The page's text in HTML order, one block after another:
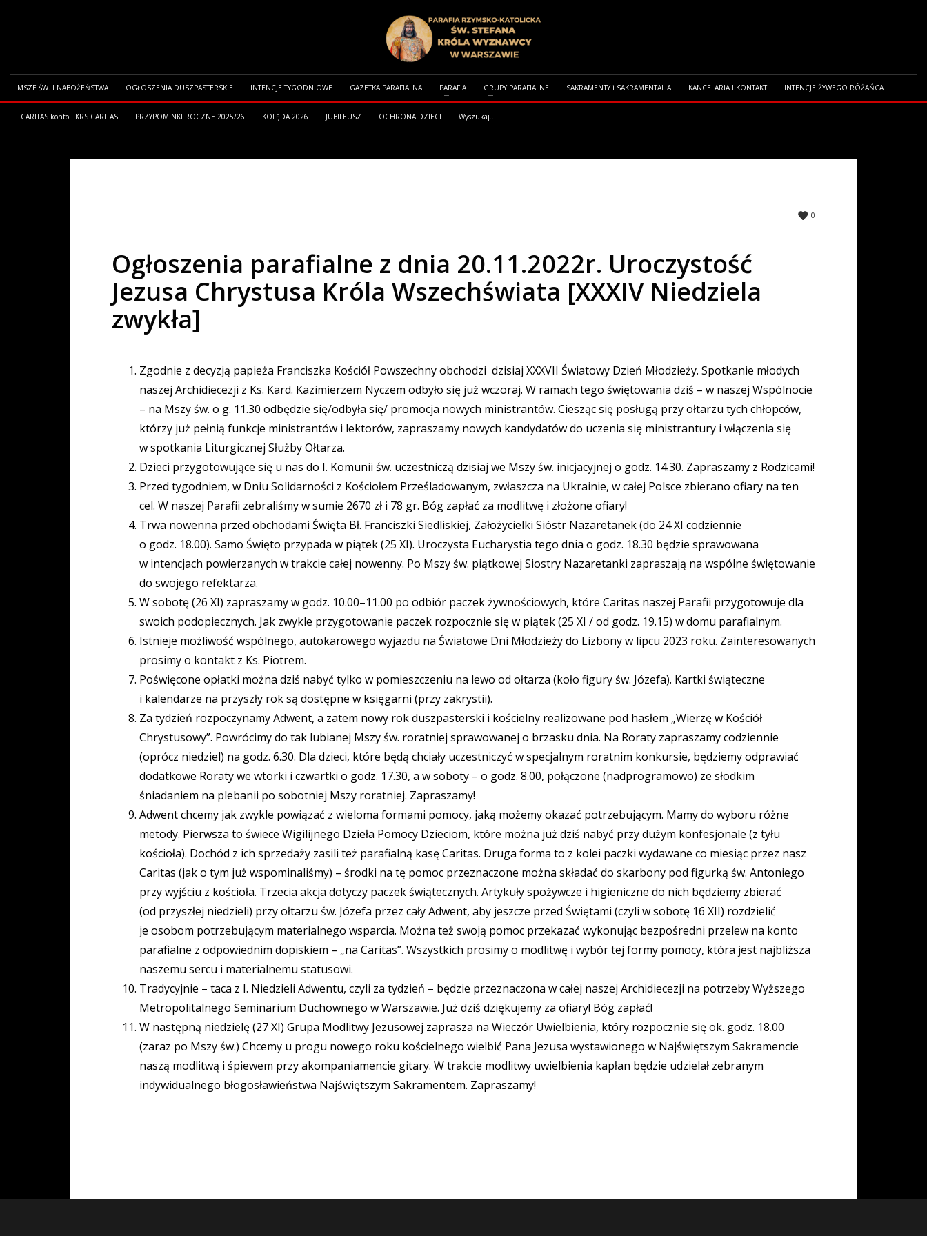
MSZE ŚW. I NABOŻEŃSTWA OGŁOSZENIA DUSZPASTERSKIE INTENCJE TYGODNIOWE GAZETKA PARAFIALNA PARAFIA GRUPY PARAFIALNE SAKRAMENTY i SAKRAMENTALIA KANCELARIA I KONTAKT INTENCJE ŻYWEGO RÓŻAŃCA
CARITAS konto i KRS CARITAS PRZYPOMINKI ROCZNE 2025/26 KOLĘDA 2026 JUBILEUSZ OCHRONA DZIECI Wyszukaj...
0
Ogłoszenia parafialne z dnia 20.11.2022r. Uroczystość
Jezusa Chrystusa Króla Wszechświata [XXXIV Niedziela
zwykła]
Zgodnie z decyzją papieża Franciszka Kościół Powszechny obchodzi dzisiaj XXXVII Światowy Dzień Młodzieży. Spotkanie młodych
naszej Archidiecezji z Ks. Kard. Kazimierzem Nyczem odbyło się już wczoraj. W ramach tego świętowania dziś – w naszej Wspólnocie
– na Mszy św. o g. 11.30 odbędzie się/odbyła się/ promocja nowych ministrantów. Ciesząc się posługą przy ołtarzu tych chłopców,
którzy już pełnią funkcje ministrantów i lektorów, zapraszamy nowych kandydatów do uczenia się ministrantury i włączenia się
w spotkania Liturgicznej Służby Ołtarza.
Dzieci przygotowujące się u nas do I. Komunii św. uczestniczą dzisiaj we Mszy św. inicjacyjnej o godz. 14.30. Zapraszamy z Rodzicami!
Przed tygodniem, w Dniu Solidarności z Kościołem Prześladowanym, zwłaszcza na Ukrainie, w całej Polsce zbierano ofiary na ten
cel. W naszej Parafii zebraliśmy w sumie 2670 zł i 78 gr. Bóg zapłać za modlitwę i złożone ofiary!
Trwa nowenna przed obchodami Święta Bł. Franciszki Siedliskiej, Założycielki Sióstr Nazaretanek (do 24 XI codziennie
o godz. 18.00). Samo Święto przypada w piątek (25 XI). Uroczysta Eucharystia tego dnia o godz. 18.30 będzie sprawowana
w intencjach powierzanych w trakcie całej nowenny. Po Mszy św. piątkowej Siostry Nazaretanki zapraszają na wspólne świętowanie
do swojego refektarza.
W sobotę (26 XI) zapraszamy w godz. 10.00–11.00 po odbiór paczek żywnościowych, które Caritas naszej Parafii przygotowuje dla
swoich podopiecznych. Jak zwykle przygotowanie paczek rozpocznie się w piątek (25 XI / od godz. 19.15) w domu parafialnym.
Istnieje możliwość wspólnego, autokarowego wyjazdu na Światowe Dni Młodzieży do Lizbony w lipcu 2023 roku. Zainteresowanych
prosimy o kontakt z Ks. Piotrem.
Poświęcone opłatki można dziś nabyć tylko w pomieszczeniu na lewo od ołtarza (koło figury św. Józefa). Kartki świąteczne
i kalendarze na przyszły rok są dostępne w księgarni (przy zakrystii).
Za tydzień rozpoczynamy Adwent, a zatem nowy rok duszpasterski i kościelny realizowane pod hasłem „Wierzę w Kościół
Chrystusowy”. Powrócimy do tak lubianej Mszy św. roratniej sprawowanej o brzasku dnia. Na Roraty zapraszamy codziennie
(oprócz niedziel) na godz. 6.30. Dla dzieci, które będą chciały uczestniczyć w specjalnym roratnim konkursie, będziemy odprawiać
dodatkowe Roraty we wtorki i czwartki o godz. 17.30, a w soboty – o godz. 8.00, połączone (nadprogramowo) ze słodkim
śniadaniem na plebanii po sobotniej Mszy roratniej. Zapraszamy!
Adwent chcemy jak zwykle powiązać z wieloma formami pomocy, jaką możemy okazać potrzebującym. Mamy do wyboru różne
metody. Pierwsza to świece Wigilijnego Dzieła Pomocy Dzieciom, które można już dziś nabyć przy dużym konfesjonale (z tyłu
kościoła). Dochód z ich sprzedaży zasili też parafialną kasę Caritas. Druga forma to z kolei paczki wydawane co miesiąc przez nasz
Caritas (jak o tym już wspominaliśmy) – środki na tę pomoc przeznaczone można składać do skarbony pod figurką św. Antoniego
przy wyjściu z kościoła. Trzecia akcja dotyczy paczek świątecznych. Artykuły spożywcze i higieniczne do nich będziemy zbierać
(od przyszłej niedzieli) przy ołtarzu św. Józefa przez cały Adwent, aby jeszcze przed Świętami (czyli w sobotę 16 XII) rozdzielić
je osobom potrzebującym materialnego wsparcia. Można też swoją pomoc przekazać wykonując bezpośredni przelew na konto
parafialne z odpowiednim dopiskiem – „na Caritas”. Wszystkich prosimy o modlitwę i wybór tej formy pomocy, która jest najbliższa
naszemu sercu i materialnemu statusowi.
Tradycyjnie – taca z I. Niedzieli Adwentu, czyli za tydzień – będzie przeznaczona w całej naszej Archidiecezji na potrzeby Wyższego
Metropolitalnego Seminarium Duchownego w Warszawie. Już dziś dziękujemy za ofiary! Bóg zapłać!
W następną niedzielę (27 XI) Grupa Modlitwy Jezusowej zaprasza na Wieczór Uwielbienia, który rozpocznie się ok. godz. 18.00
(zaraz po Mszy św.) Chcemy u progu nowego roku kościelnego wielbić Pana Jezusa wystawionego w Najświętszym Sakramencie
naszą modlitwą i śpiewem przy akompaniamencie gitary. W trakcie modlitwy uwielbienia kapłan będzie udzielał zebranym
indywidualnego błogosławieństwa Najświętszym Sakramentem. Zapraszamy!